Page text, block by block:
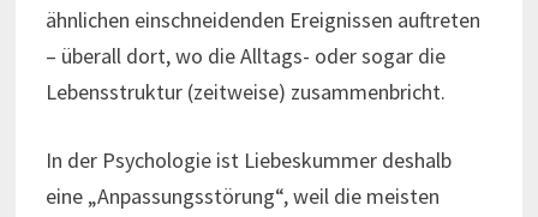
ähnlichen einschneidenden Ereignissen auftreten
– überall dort, wo die Alltags- oder sogar die
Lebensstruktur (zeitweise) zusammenbricht.
In der Psychologie ist Liebeskummer deshalb
eine „Anpassungsstörung“, weil die meisten